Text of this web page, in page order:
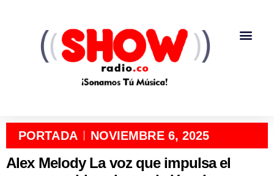
PORTADA NOVIEMBRE 6, 2025
Alex Melody La voz que impulsa el